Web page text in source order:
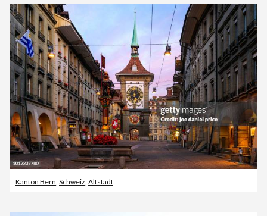
Kanton Bern Schweiz Altstadt